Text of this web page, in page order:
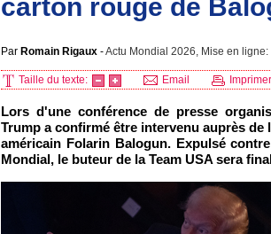
carton rouge de
Par Romain Rigaux -Actu Mondial 2026, Mise en ligne:
Taille du texte: Email Imprimer
Lors d'une conférence de presse
Trump a confirmé être intervenu auprès
américain Folarin Balogun. Expulsé
Mondial, le buteur de la Team USA sera